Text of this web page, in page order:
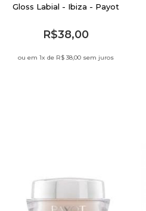
Gloss Labial - Ibiza - Payot
R$38,00
ou em 1x de R$ 38,00 sem juros